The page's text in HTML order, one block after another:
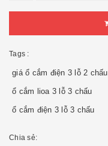
Tags :
giá ổ cắm điện 3 lỗ 2 chấu
ổ cắm lioa 3 lỗ 3 chấu
ổ cắm điện 3 lỗ 3 chấu
Chia sẻ: